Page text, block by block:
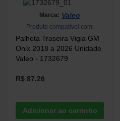
Marca: Valeo
Produto compatível com:
Palheta Traseira Vigia GM
Onix 2018 a 2026 Unidade
Valeo - 1732679
R$ 87,26